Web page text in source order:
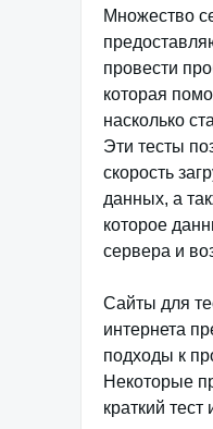
Множество
провести
которая
насколько
Эти тесты
скорость
данных, а
которое
сервера и
Сайты для
интернета
подходы к
Некоторые
краткий тест